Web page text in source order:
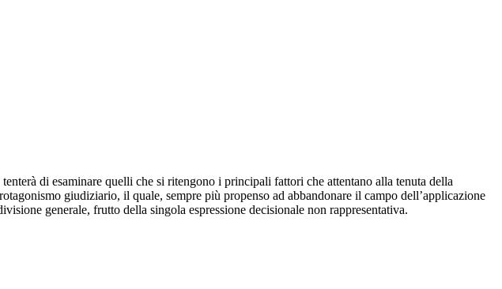
di esaminare quelli che si ritengono i principali fattori che attentano alla tenuta della
giudiziario, il quale, sempre più propenso ad abbandonare il campo dell’applicazione
generale, frutto della singola espressione decisionale non rappresentativa.